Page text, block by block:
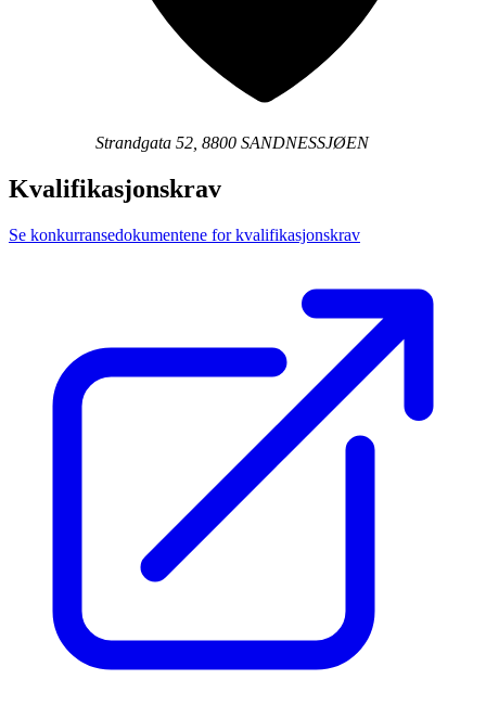
Strandgata 52, 8800 SANDNESSJØEN
Kvalifikasjonskrav
Se konkurransedokumentene for kvalifikasjonskrav